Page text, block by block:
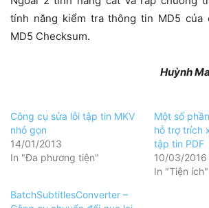
tính năng kiểm tra thông tin MD5 của
MD5 Checksum.
Huỳnh
Công cụ sửa lỗi tập tin MKV
nhỏ gọn
14/01/2013
In "Đa phương tiện"
Một số
hỗ trợ trích
tập tin PDF
10/03/2016
In "Tiện ích"
BatchSubtitlesConverter –